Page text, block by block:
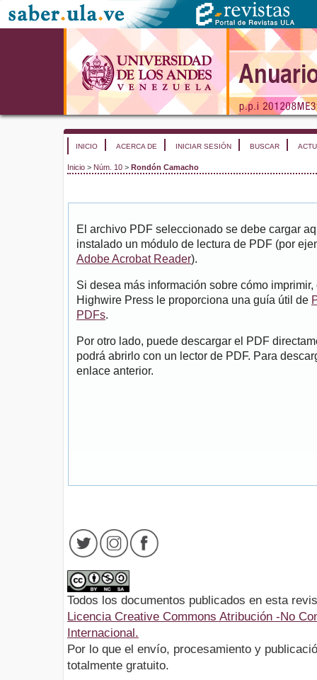
INICIO ACERCA DE INICIAR SESIÓN BUSCAR
Inicio > Núm. 10 > Rondón Camacho
El archivo PDF seleccionado se debe cargar
instalado un módulo de lectura de PDF (por
Adobe Acrobat Reader).
Si desea más información sobre cómo
Highwire Press le proporciona una guía útil de
PDFs.
Por otro lado, puede descargar el PDF
podrá abrirlo con un lector de PDF. Para
enlace anterior.
Todos los documentos publicados en esta
Licencia Creative Commons Atribución -No
Internacional.
Por lo que el envío, procesamiento y
totalmente gratuito.